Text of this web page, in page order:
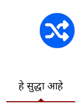
हे सुद्धा आहे